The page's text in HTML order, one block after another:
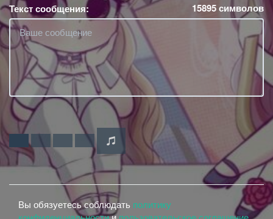
Текст сообщения: 15895символов
Вы обязуетесь соблюдать политику